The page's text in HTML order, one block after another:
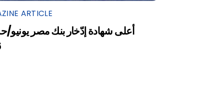
ARTICLE
أعلى شهادة إدّخار بنك مصر يونيو/